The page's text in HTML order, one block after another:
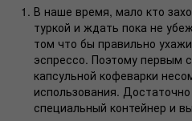
В наше время, мало кто
туркой и ждать пока не
том что бы правильно
эспрессо. Поэтому
капсульной кофеварки
использования.
специальный контейнер и